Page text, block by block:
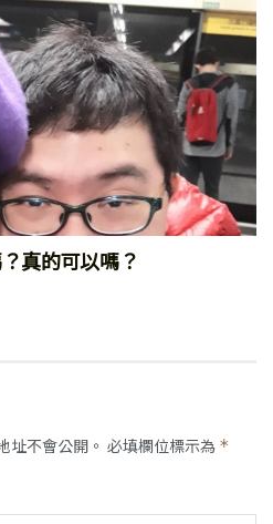
真的可以嗎？
址不會公開。 必填欄位標示為 *